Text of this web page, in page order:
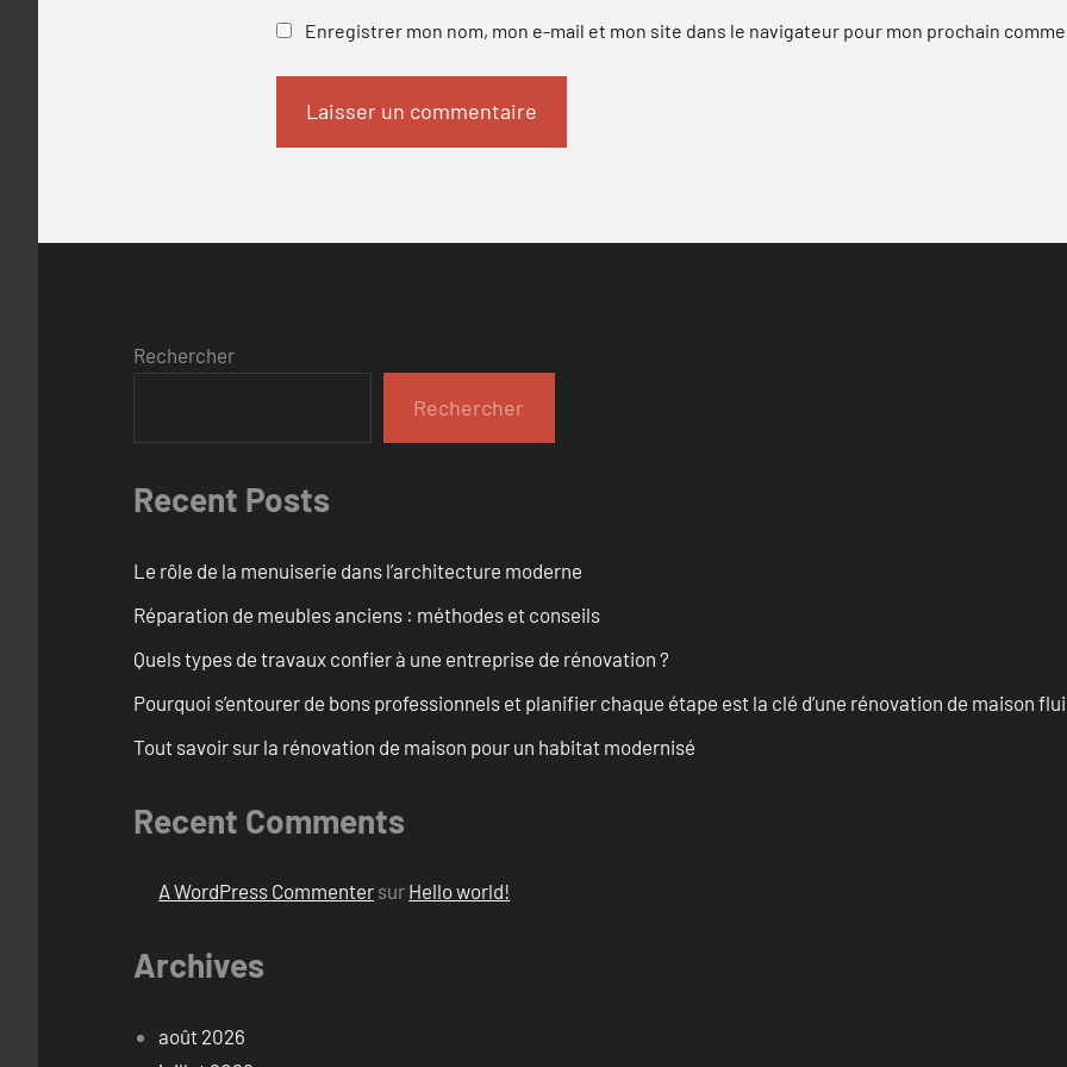
Enregistrer mon nom, mon e-mail et mon site dans le navigateur pour mon prochain
Rechercher
Rechercher
Recent Posts
Le rôle de la menuiserie dans l’architecture moderne
Réparation de meubles anciens : méthodes et conseils
Quels types de travaux confier à une entreprise de rénovation ?
Pourquoi s’entourer de bons professionnels et planifier chaque étape est la clé d’une rénovation de maison
Tout savoir sur la rénovation de maison pour un habitat modernisé
Recent Comments
A WordPress Commenter sur Hello world!
Archives
août 2026